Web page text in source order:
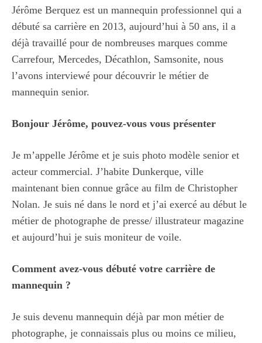
Jérôme Berquez est un mannequin professionnel qui a
débuté sa carrière en 2013, aujourd’hui à 50 ans, il a
déjà travaillé pour de nombreuses marques comme
Carrefour, Mercedes, Décathlon, Samsonite, nous
l’avons interviewé pour découvrir le métier de
mannequin senior.
Bonjour Jérôme, pouvez-vous vous présenter
Je m’appelle Jérôme et je suis photo modèle senior et
acteur commercial. J’habite Dunkerque, ville
maintenant bien connue grâce au film de Christopher
Nolan. Je suis né dans le nord et j’ai exercé au début le
métier de photographe de presse/ illustrateur magazine
et aujourd’hui je suis moniteur de voile.
Comment avez-vous débuté votre carrière de
mannequin ?
Je suis devenu mannequin déjà par mon métier de
photographe, je connaissais plus ou moins ce milieu,